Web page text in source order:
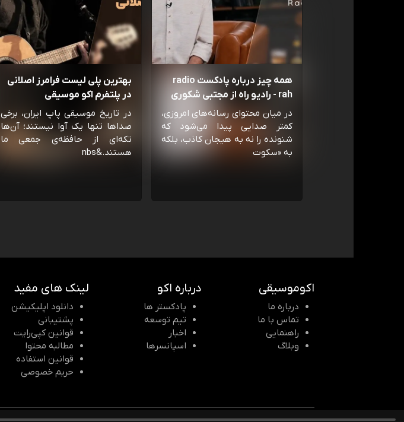
همه چیز درباره پادکست radio
rah - رادیو راه از مجتبی شکوری
در میان محتوای رسانه‌های امروزی،
کمتر صدایی پیدا می‌شود که
شنونده را نه به هیجان کاذب، بلکه
به «سکوت
بهترین پلی لیست فرامرز اصلانی
در پلتفرم اکو موسیقی
در تاریخ موسیقی پاپ ایران، برخی
صداها تنها یک آوا نیستند؛ آن‌ها
تکه‌ای از حافظه‌ی جمعی ما
هستند.&nbs
اکوموسیقی
درباره ما
تماس با ما
راهنمایی
وبلاگ
درباره اکو
پادکستر ها
تیم توسعه
اخبار
اسپانسرها
لینک های مفید
دانلود اپلیکیشن
پشتیبانی
قوانین کپی‌رایت
مطالبه محتوا
قوانین استفاده
حریم خصوصی